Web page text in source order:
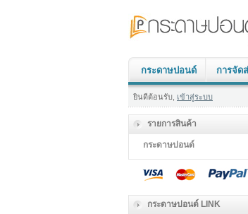
กระดาษปอนด์ การจัด
ยินดีต้อนรับ, เข้าสู่ระบบ
รายการสินค้า
กระดาษปอนด์
กระดาษปอนด์ LINK